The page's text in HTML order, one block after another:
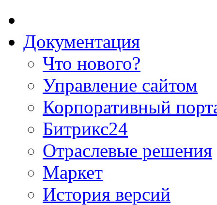
Документация
Что нового?
Управление сайтом
Корпоративный
Битрикс24
Отраслевые решения
Маркет
История версий